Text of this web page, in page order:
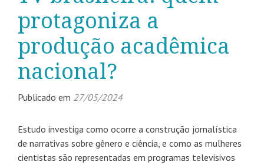
protagoniza a
produção acadêmica
nacional?
Publicado em 27/05/2024
Estudo investiga como ocorre a construção jornalística
de narrativas sobre gênero e ciência, e como as mulheres
cientistas são representadas em programas televisivos